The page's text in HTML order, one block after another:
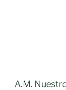
A.M.